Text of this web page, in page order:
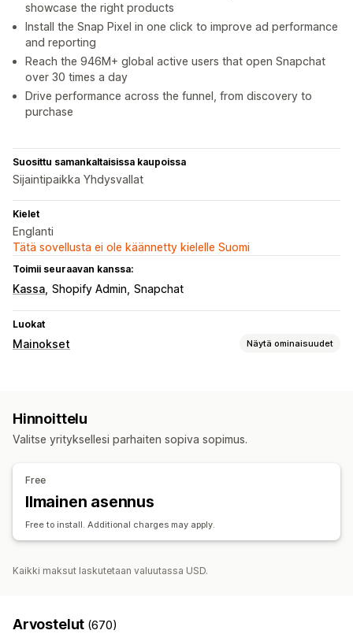
showcase the right products
Install the Snap Pixel in one click to improve ad performance
and reporting
Reach the 946M+ global active users that open Snapchat
over 30 times a day
Drive performance across the funnel, from discovery to
purchase
Suosittu samankaltaisissa kaupoissa
Sijaintipaikka Yhdysvallat
Kielet
Englanti
Tätä sovellusta ei ole käännetty kielelle Suomi
Toimii seuraavan kanssa:
Kassa Shopify Admin Snapchat
Luokat
Mainokset Näytä ominaisuudet
Tehokkuuden analytiikka
Tehokkuuden seuranta Mainoskulut
Sitoutumisen mittarit
Konversioseuranta
Hinnoittelu
Valitse yrityksellesi parhaiten sopiva sopimus.
Free
Ilmainen asennus
Free to install. Additional charges may apply.
Kaikki maksut laskutetaan valuutassa USD.
Arvostelut (670)